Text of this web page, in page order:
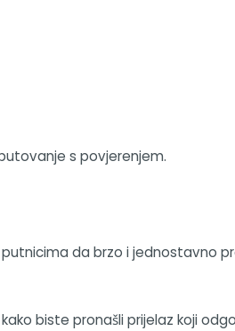
s povjerenjem.
da brzo i jednostavno
biste pronašli prijelaz koji